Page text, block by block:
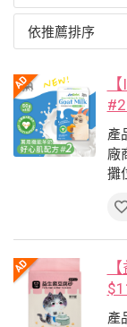
依推薦排序
產
廠
攤
產